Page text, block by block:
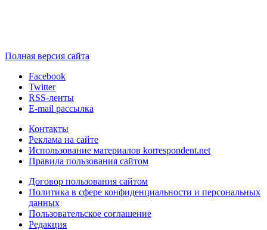
Полная версия сайта
Facebook
Twitter
RSS-ленты
E-mail рассылка
Контакты
Реклама на сайте
Использование материалов korrespondent.net
Правила пользования сайтом
Договор пользования сайтом
Политика в сфере конфиденциальности и персональных
данных
Пользовательское соглашение
Редакция